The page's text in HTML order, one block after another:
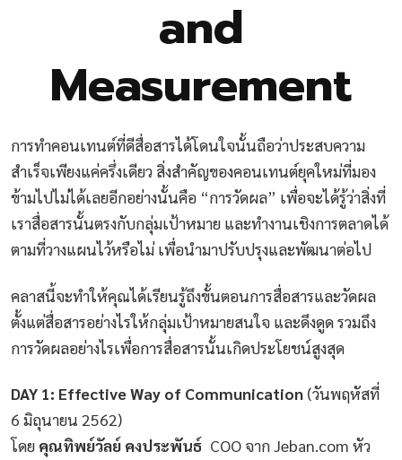
and
Measurement
การทำคอนเทนต์ที่ดีสื่อสารได้โดนใจนั้นถือว่าประสบความ
สำเร็จเพียงแค่ครึ่งเดียว สิ่งสำคัญของคอนเทนต์ยุคใหม่ที่มอง
ข้ามไปไม่ได้เลยอีกอย่างนั้นคือ “การวัดผล” เพื่อจะได้รู้ว่าสิ่งที่
เราสื่อสารนั้นตรงกับกลุ่มเป้าหมาย และทำงานเชิงการตลาดได้
ตามที่วางแผนไว้หรือไม่ เพื่อนำมาปรับปรุงและพัฒนาต่อไป
คลาสนี้จะทำให้คุณได้เรียนรู้ถึงขั้นตอนการสื่อสารและวัดผล
ตั้งแต่สื่อสารอย่างไรให้กลุ่มเป้าหมายสนใจ และดึงดูด รวมถึง
การวัดผลอย่างไรเพื่อการสื่อสารนั้นเกิดประโยชน์สูงสุด
DAY 1: Effective Way of Communication (วันพฤหัสที่
6 มิถุนายน 2562)
โดย คุณทิพย์วัลย์ คงประพันธ์ COO จาก Jeban.com หัว